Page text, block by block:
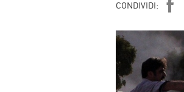
CONDIVIDI: